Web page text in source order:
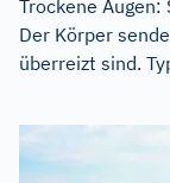
Trockene
Der Körper
überreizt sind.